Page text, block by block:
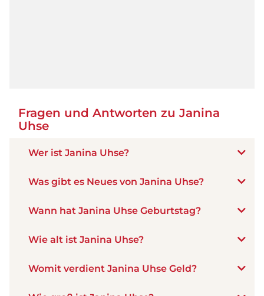
Fragen und Antworten zu Janina
Uhse
Wer ist Janina Uhse?
Was gibt es Neues von Janina Uhse?
Wann hat Janina Uhse Geburtstag?
Wie alt ist Janina Uhse?
Womit verdient Janina Uhse Geld?